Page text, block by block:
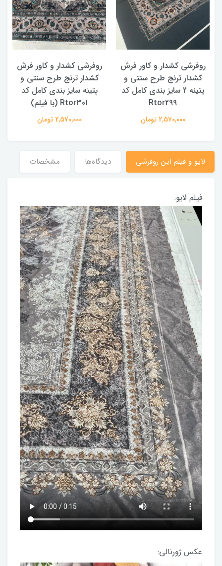
روفرشی کشدار و کاور فرش
کشدار ترنج طرح سنتی و
پتینه 2 سایز بندی کامل کد
Rtor299
2,570,000 تومان
روفرشی کشدار و کاور فرش
کشدار ترنج طرح سنتی و
پتینه سایز بندی کامل کد
Rtor301 (با فیلم)
2,570,000 تومان
لایو و فیلم این روفرشی دیدگاه‌ها مشخصات
فیلم لایو:
عکس ژورنالی: